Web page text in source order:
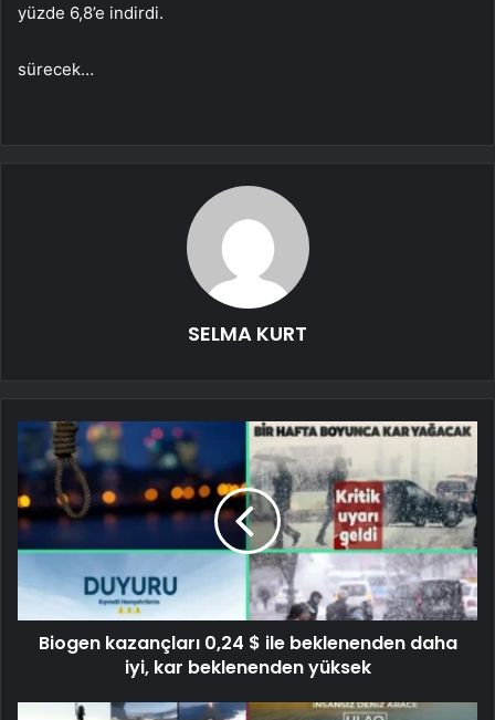
yüzde 6,8’e indirdi.
sürecek…
SELMA KURT
Biogen kazançları 0,24 $ ile beklenenden daha
iyi, kar beklenenden yüksek